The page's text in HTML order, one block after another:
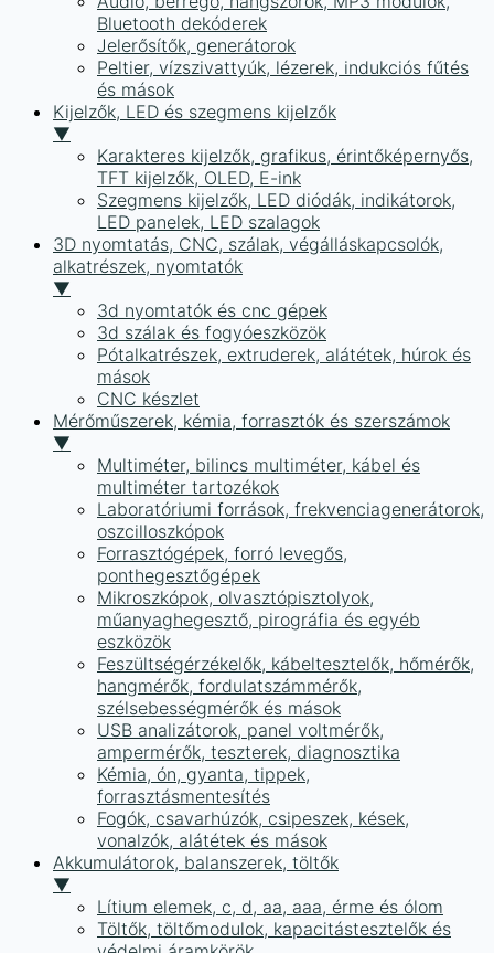
Bluetooth dekóderek
Jelerősítők, generátorok
Peltier, vízszivattyúk, lézerek, indukciós fűtés
és mások
Kijelzők, LED és szegmens kijelzők
▼
Karakteres kijelzők, grafikus, érintőképernyős,
TFT kijelzők, OLED, E-ink
Szegmens kijelzők, LED diódák, indikátorok,
LED panelek, LED szalagok
3D nyomtatás, CNC, szálak, végálláskapcsolók,
alkatrészek, nyomtatók
▼
3d nyomtatók és cnc gépek
3d szálak és fogyóeszközök
Pótalkatrészek, extruderek, alátétek, húrok és
mások
CNC készlet
Mérőműszerek, kémia, forrasztók és szerszámok
▼
Multiméter, bilincs multiméter, kábel és
multiméter tartozékok
Laboratóriumi források, frekvenciagenerátorok,
oszcilloszkópok
Forrasztógépek, forró levegős,
ponthegesztőgépek
Mikroszkópok, olvasztópisztolyok,
műanyaghegesztő, pirográfia és egyéb
eszközök
Feszültségérzékelők, kábeltesztelők, hőmérők,
hangmérők, fordulatszámmérők,
szélsebességmérők és mások
USB analizátorok, panel voltmérők,
ampermérők, teszterek, diagnosztika
Kémia, ón, gyanta, tippek,
forrasztásmentesítés
Fogók, csavarhúzók, csipeszek, kések,
vonalzók, alátétek és mások
Akkumulátorok, balanszerek, töltők
▼
Lítium elemek, c, d, aa, aaa, érme és ólom
Töltők, töltőmodulok, kapacitástesztelők és